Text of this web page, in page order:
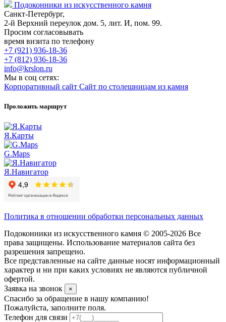
Подоконники из искусственного камня
Санкт-Петербург,
2-й Верхний переулок дом. 5, лит. И, пом. 99.
Просим согласовывать
время визита по телефону
+7 (921) 936-18-36
+7 (812) 936-18-36
info@krslon.ru
Мы в соц сетях:
Корпоративный сайт Сайт по столешницам из камня
Проложить маршрут
Я.Карты
G.Maps
Я.Навигатор
Политика в отношении обработки персональных данных
Подоконники из искусственного камня © 2005-2026 Все
права защищены. Использование материалов сайта без
разрешения запрещено.
Все представленные на сайте данные носят информационный
характер и ни при каких условиях не являются публичной
офертой.
Заявка на звонок
×
Спасибо за обращение в нашу компанию!
Пожалуйста, заполните поля.
Телефон для связи